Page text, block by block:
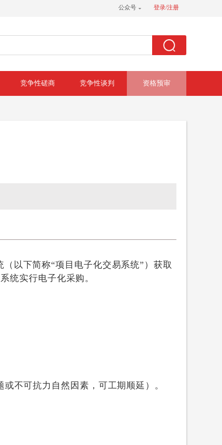
公众号 登录/注册
竞争性磋商 竞争性谈判 资格预审
以下简称“项目电子化交易系统”）获取
统实行电子化采购。
不可抗力自然因素，可工期顺延）。